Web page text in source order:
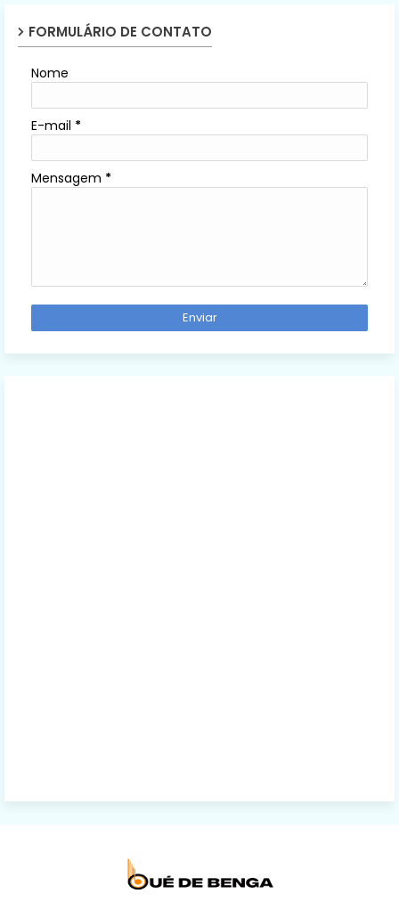
FORMULÁRIO DE CONTATO
Nome
E-mail *
Mensagem *